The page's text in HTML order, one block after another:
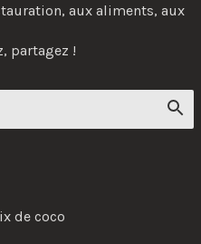
aux aliments, aux
partagez !
de coco